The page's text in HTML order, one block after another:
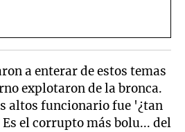
a enterar de estos temas
explotaron de la bronca.
altos funcionario fue '¿tan
el corrupto más bolu... del